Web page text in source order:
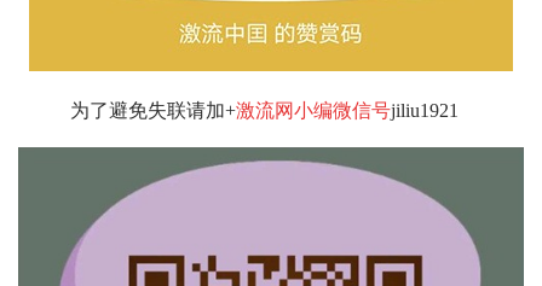
为了避免失联请加+激流网小编微信号jiliu1921